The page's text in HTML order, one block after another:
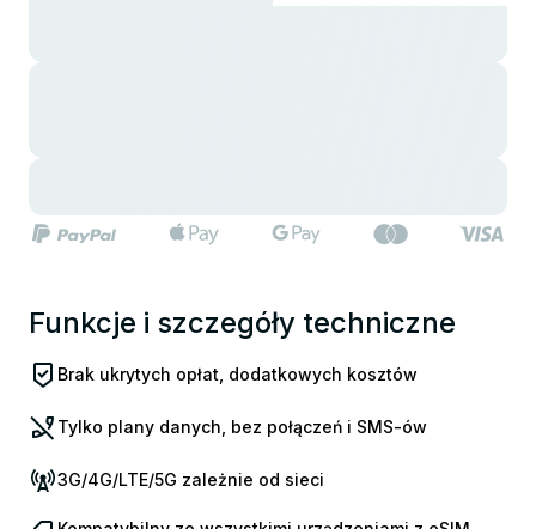
Funkcje i szczegóły techniczne
Brak ukrytych opłat, dodatkowych kosztów
Tylko plany danych, bez połączeń i SMS-ów
3G/4G/LTE/5G zależnie od sieci